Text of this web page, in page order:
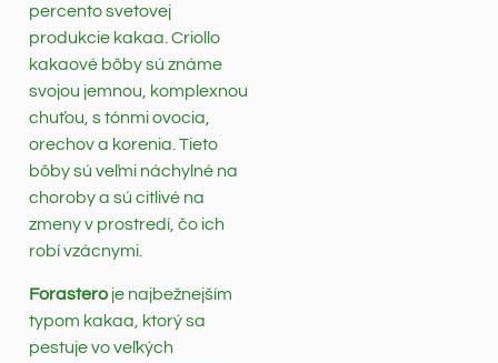
percento svetovej
produkcie kakaa. Criollo
kakaové bôby sú známe
svojou jemnou, komplexnou
chuťou, s tónmi ovocia,
orechov a korenia. Tieto
bôby sú veľmi náchylné na
choroby a sú citlivé na
zmeny v prostredí, čo ich
robí vzácnymi.
Forastero je najbežnejším
typom kakaa, ktorý sa
pestuje vo veľkých